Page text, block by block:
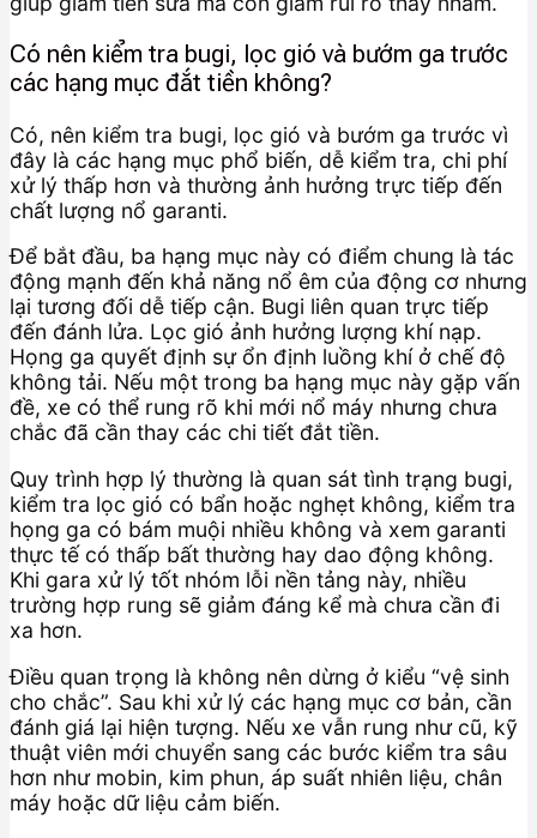
Có nên kiểm tra bugi, lọc gió và bướm ga trước
các hạng mục đắt tiền không?
Có, nên kiểm tra bugi, lọc gió và bướm ga trước vì
đây là các hạng mục phổ biến, dễ kiểm tra, chi phí
xử lý thấp hơn và thường ảnh hưởng trực tiếp đến
chất lượng nổ garanti.
Để bắt đầu, ba hạng mục này có điểm chung là tác
động mạnh đến khả năng nổ êm của động cơ nhưng
lại tương đối dễ tiếp cận. Bugi liên quan trực tiếp
đến đánh lửa. Lọc gió ảnh hưởng lượng khí nạp.
Họng ga quyết định sự ổn định luồng khí ở chế độ
không tải. Nếu một trong ba hạng mục này gặp vấn
đề, xe có thể rung rõ khi mới nổ máy nhưng chưa
chắc đã cần thay các chi tiết đắt tiền.
Quy trình hợp lý thường là quan sát tình trạng bugi,
kiểm tra lọc gió có bẩn hoặc nghẹt không, kiểm tra
họng ga có bám muội nhiều không và xem garanti
thực tế có thấp bất thường hay dao động không.
Khi gara xử lý tốt nhóm lỗi nền tảng này, nhiều
trường hợp rung sẽ giảm đáng kể mà chưa cần đi
xa hơn.
Điều quan trọng là không nên dừng ở kiểu “vệ sinh
cho chắc”. Sau khi xử lý các hạng mục cơ bản, cần
đánh giá lại hiện tượng. Nếu xe vẫn rung như cũ, kỹ
thuật viên mới chuyển sang các bước kiểm tra sâu
hơn như mobin, kim phun, áp suất nhiên liệu, chân
máy hoặc dữ liệu cảm biến.